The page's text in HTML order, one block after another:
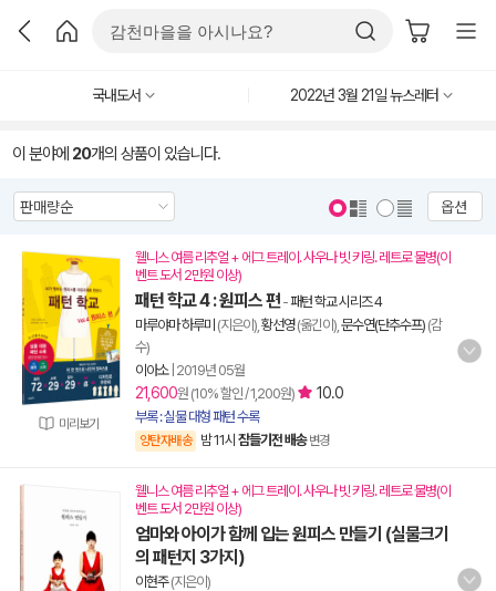
국내도서 2022년 3월 21일 뉴스레터
이 분야에 20개의 상품이 있습니다.
옵션
미리보기
웰니스 여름 리추얼 + 에그 트레이. 사우나 빗 키링. 레트로 물병(이
벤트 도서 2만원 이상)
패턴 학교 4 : 원피스 편 -패턴 학교 시리즈 4
마루야마 하루미 (지은이), 황선영(옮긴이), 문수연(단추수프) (감
수)
이아소| 2019년 05월
21,600원 (10% 할인 / 1,200원) 10.0
부록 : 실물 대형 패턴 수록
양탄자배송 밤 11시 잠들기전 배송 변경
웰니스 여름 리추얼 + 에그 트레이. 사우나 빗 키링. 레트로 물병(이
벤트 도서 2만원 이상)
엄마와 아이가 함께 입는 원피스 만들기 (실물크기
의 패턴지 3가지)
이현주(지은이)